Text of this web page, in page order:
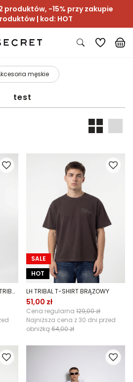
produktów, -15% przy zakupie
| kod: HOT
męskie
test
POMARAŃCZOWA BLUZA LH TRIBAL HOODIE
SALE
HOT
LH TRIBAL T-SHIRT BRĄZOWY
51,00 zł
Cena regularna 129,00 zł
Najniższa cena z 30 dni przed
obniżką 64,00 zł